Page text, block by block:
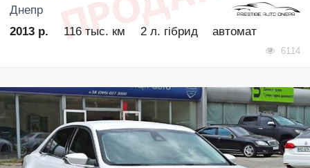
Днепр
2013 р.
116 тыс. км 2 л. гібрид автомат
6114